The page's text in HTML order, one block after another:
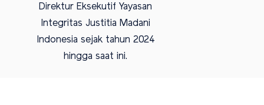
Direktur Eksekutif Yayasan
Integritas Justitia Madani
Indonesia sejak tahun 2024
hingga saat ini.